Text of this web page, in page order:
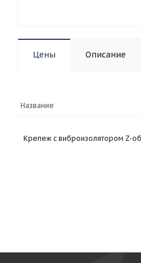
Цены Описание
Название
Крепеж с виброизолятором Z-